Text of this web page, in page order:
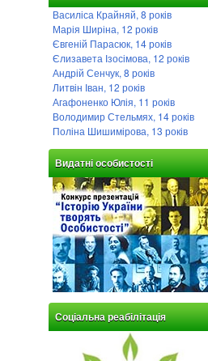
Василіса Крайняй, 8 років
Марія Ширіна, 12 років
Євгеній Парасюк, 14 років
Єлизавета Ізосімова, 12 років
Андрій Сенчук, 8 років
Литвін Іван, 12 років
Агафоненко Юлія, 11 років
Володимир Стельмях, 14 років
Поліна Шишимірова, 13 років
Видатні особистості
Соціальна реабілітація